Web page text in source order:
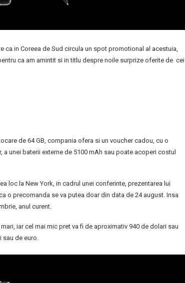
ca in Coreea de Sud circula un spot promotional al acestuia,
ca am amintit si in titlu despre noile surprize oferite de cei
de 64 GB, compania ofera si un voucher cadou, cu o
unei baterii externe de 5100 mAh sau poate acoperi costul
loc la New York, in cadrul unei conferinte, prezentarea lui
o precomanda se va putea doar din data de 24 august. Insa
anul curent.
iar cel mai mic pret va fi de aproximativ 940 de dolari sau
de euro.